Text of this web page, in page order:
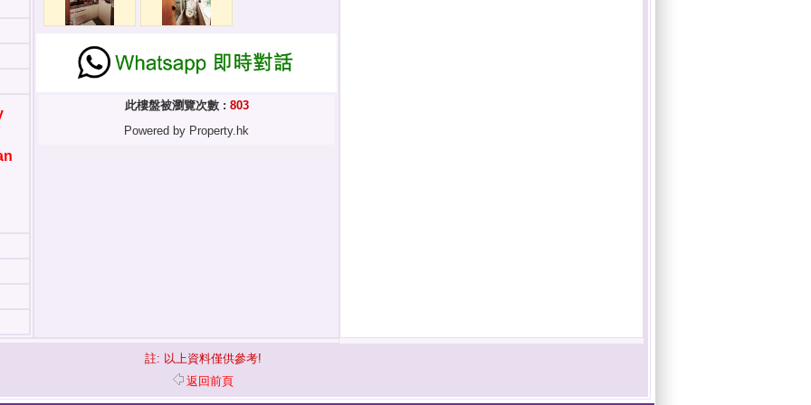
此樓盤被瀏覽次數 : 803
Powered by Property.hk
註: 以上資料僅供參考!
返回前頁